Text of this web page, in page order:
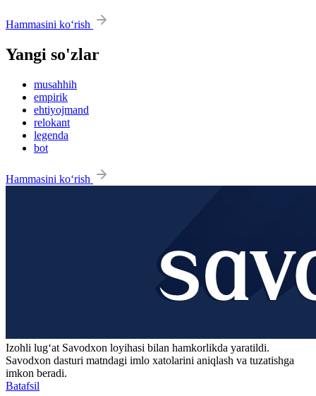
Hammasini ko‘rish
Yangi so'zlar
musahhih
empirik
ehtiyojmand
relokant
legenda
bot
Hammasini ko‘rish
Izohli lugʻat Savodxon loyihasi bilan hamkorlikda yaratildi.
Savodxon dasturi matndagi imlo xatolarini aniqlash va tuzatishga
imkon beradi.
Batafsil